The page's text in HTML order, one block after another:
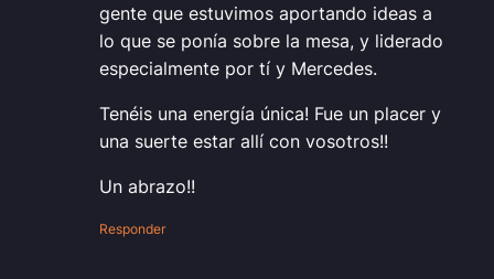
gente que estuvimos aportando ideas a
lo que se ponía sobre la mesa, y liderado
especialmente por tí y Mercedes.
Tenéis una energía única! Fue un placer y
una suerte estar allí con vosotros!!
Un abrazo!!
Responder